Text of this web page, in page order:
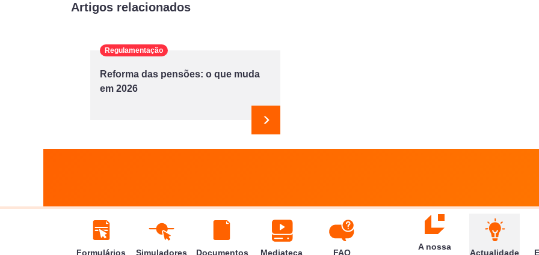
Artigos relacionados
Regulamentação
Reforma das pensões: o que muda
em 2026
Seguinte
Formulários Simuladores Documentos Mediateca FAQ
A nossa
Actualidade